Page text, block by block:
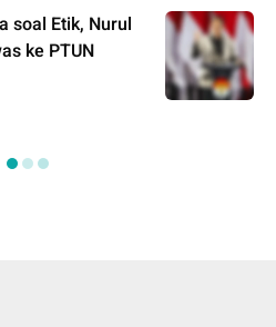
soal Etik, Nurul
ke PTUN